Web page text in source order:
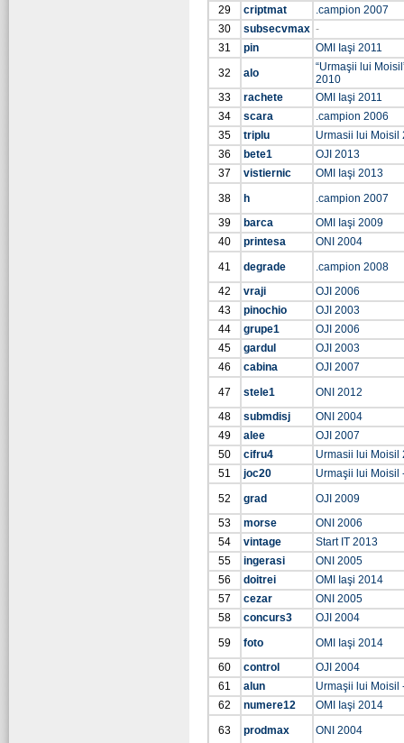
29
criptmat
.campion 2007
30
subsecvmax -
31
pin
OMI Iaşi 2011
32
alo
“Urmaşii lui
2010
33
rachete
OMI Iaşi 2011
34
scara
.campion 2006
35
triplu
Urmasii lui Moisil
36
bete1
OJI 2013
37
vistiernic
OMI Iaşi 2013
38
h
.campion 2007
39
barca
OMI Iaşi 2009
40
printesa
ONI 2004
41
degrade
.campion 2008
42
vraji
OJI 2006
43
pinochio
OJI 2003
44
grupe1
OJI 2006
45
gardul
OJI 2003
46
cabina
OJI 2007
47
stele1
ONI 2012
48
submdisj
ONI 2004
49
alee
OJI 2007
50
cifru4
Urmasii lui Moisil
51
joc20
Urmaşii lui Moisil
52
grad
OJI 2009
53
morse
ONI 2006
54
vintage
Start IT 2013
55
ingerasi
ONI 2005
56
doitrei
OMI Iaşi 2014
57
cezar
ONI 2005
58
concurs3
OJI 2004
59
foto
OMI Iaşi 2014
60
control
OJI 2004
61
alun
Urmaşii lui Moisil
62
numere12
OMI Iaşi 2014
63
prodmax
ONI 2004